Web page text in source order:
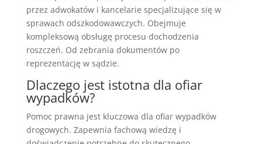
przez adwokatów i kancelarie specjalizujące się w
sprawach odszkodowawczych. Obejmuje
kompleksową obsługę procesu dochodzenia
roszczeń. Od zebrania dokumentów po
reprezentację w sądzie.
Dlaczego jest istotna dla ofiar
wypadków?
Pomoc prawna jest kluczowa dla ofiar wypadków
drogowych. Zapewnia fachową wiedzę i